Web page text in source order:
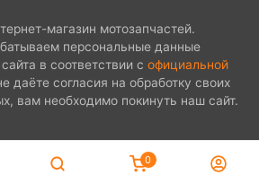
магазин мотозапчастей.
персональные данные
в соответствии с официальной
даёте согласия на обработку своих
вам необходимо покинуть наш сайт.
0